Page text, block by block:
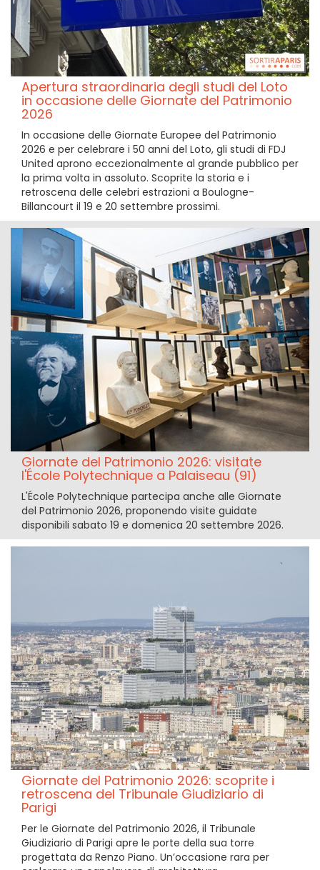
Apertura straordinaria degli studi del Loto
in occasione delle Giornate del Patrimonio
2026
In occasione delle Giornate Europee del Patrimonio
2026 e per celebrare i 50 anni del Loto, gli studi di FDJ
United aprono eccezionalmente al grande pubblico per
la prima volta in assoluto. Scoprite la storia e i
retroscena delle celebri estrazioni a Boulogne-
Billancourt il 19 e 20 settembre prossimi.
Giornate del Patrimonio 2026: visitate
l'École Polytechnique a Palaiseau (91)
L'École Polytechnique partecipa anche alle Giornate
del Patrimonio 2026, proponendo visite guidate
disponibili sabato 19 e domenica 20 settembre 2026.
Giornate del Patrimonio 2026: scoprite i
retroscena del Tribunale Giudiziario di
Parigi
Per le Giornate del Patrimonio 2026, il Tribunale
Giudiziario di Parigi apre le porte della sua torre
progettata da Renzo Piano. Un’occasione rara per